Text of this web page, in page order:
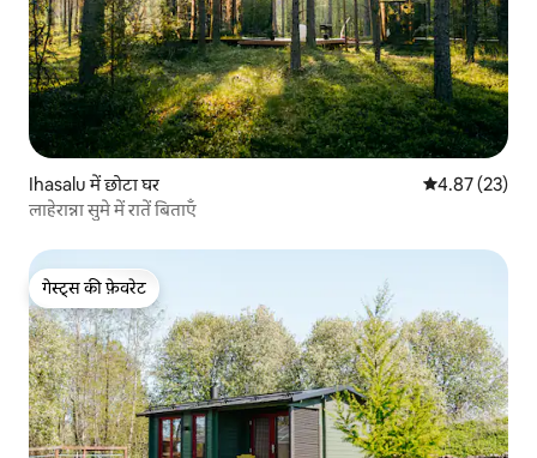
Ihasalu में छोटा घर औसत रेटिंग 5 में
4.87 (23)
लाहेरान्ना सुमे में रातें बिताएँ
गेस्ट्स की फ़ेवरेट
गेस्ट्स की फ़ेवरेट